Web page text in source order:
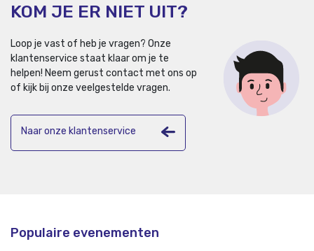
KOM JE ER NIET UIT?
Loop je vast of heb je vragen? Onze
klantenservice staat klaar om je te
helpen! Neem gerust contact met ons op
of kijk bij onze veelgestelde vragen.
Naar onze klantenservice
Populaire evenementen